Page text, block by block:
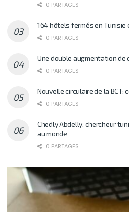
0 PARTAGES
164 hôtels fermés en Tunisie
0 PARTAGES
Une double augmentation de
0 PARTAGES
Nouvelle circulaire de la BCT:
0 PARTAGES
Chedly Abdelly, chercheur
au monde
0 PARTAGES